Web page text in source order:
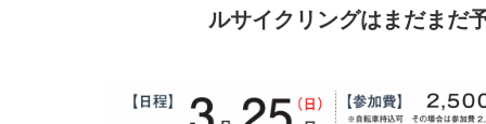
ルサイクリングはまだまだ